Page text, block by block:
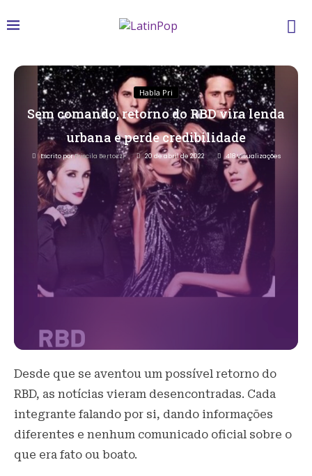
Habla Pri
Sem comando, retorno do RBD vira lenda
urbana e perde credibilidade
Escrito porPriscila Bertozzi 20 de abril de 2022 418Visualizações
Desde que se aventou um possível retorno do
RBD, as notícias vieram desencontradas. Cada
integrante falando por si, dando informações
diferentes e nenhum comunicado oficial sobre o
que era fato ou boato.